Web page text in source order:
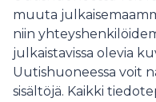
muuta
niin
julkaistavissa olevia
Uutishuoneessa voit
sisältöjä. Kaikki